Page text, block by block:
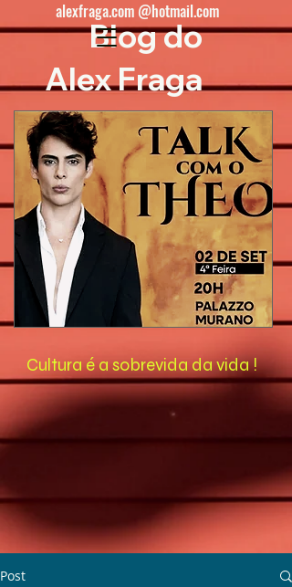
Cultura é a sobrevida da vida !
Blog do
Alex Fraga
alexfraga.com @hotmail.com
Post